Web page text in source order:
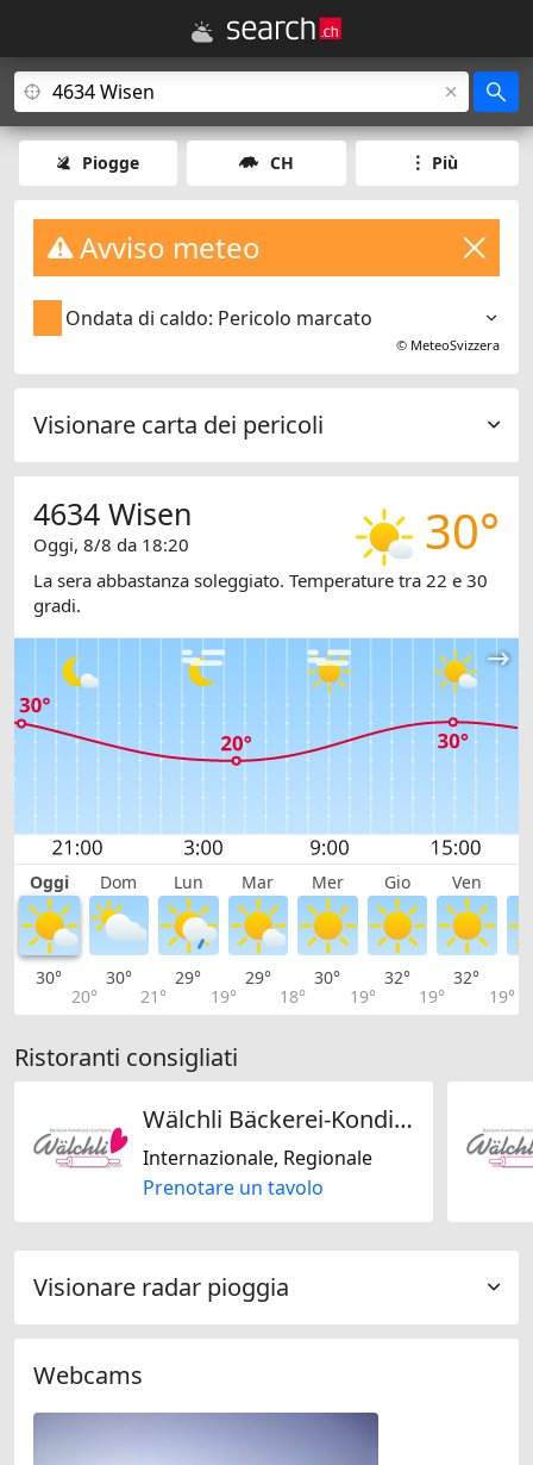
Piogge CH Più
Avviso meteo
Ondata di caldo: Pericolo marcato
© MeteoSvizzera
Visionare carta dei pericoli
30°
4634 Wisen
Oggi, 8/8 da 18:20
La sera abbastanza soleggiato. Temperature tra 22 e 30
gradi.
Oggi Dom Lun Mar Mer Gio Ven
30°
20°
30°
21°
29°
19°
29°
18°
30°
19°
32°
19°
32°
19°
Ristoranti consigliati
Wälchli Bäckerei-Konditorei-Confiserie GmbH
Internazionale, Regionale
Prenotare un tavolo
Visionare radar pioggia
Webcams